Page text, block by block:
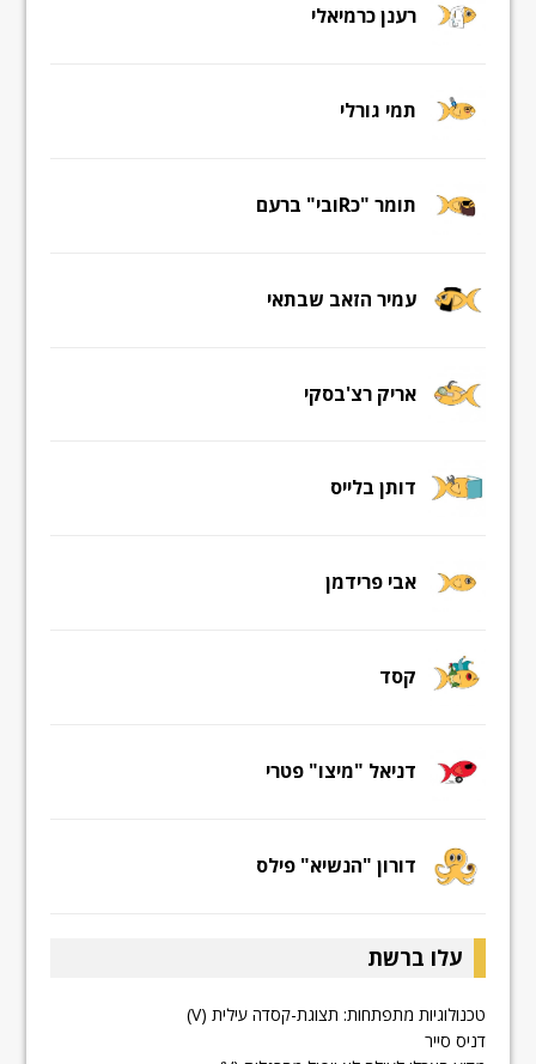
רענן כרמיאלי
תמי גורלי
תומר "כRובי" ברעם
עמיר הזאב שבתאי
אריק רצ'בסקי
דותן בלייס
אבי פרידמן
קסד
דניאל "מיצו" פטרי
דורון "הנשיא" פילס
עלו ברשת
טכנולוגיות מתפתחות: תצוגת-קסדה עילית (V)
דניס סייר